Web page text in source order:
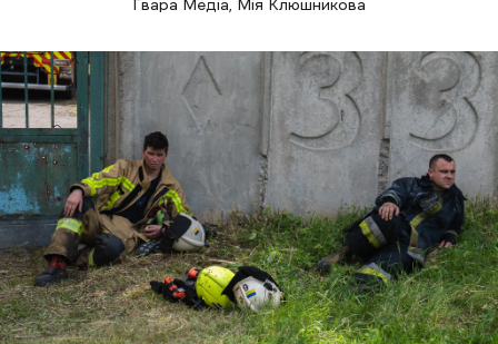
Ґвара Медіа, Мія Клюшникова